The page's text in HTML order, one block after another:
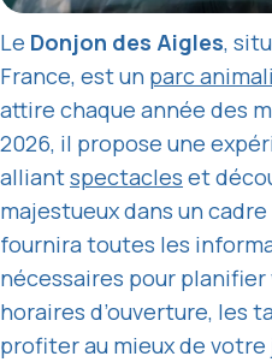
Le Donjon des Aigles,
France, est un parc
attire chaque année des
2026, il propose une
alliantspectacles et
majestueux dans un
fournira toutes les
nécessaires pour
horaires d’ouverture, les
profiter au mieux de votre